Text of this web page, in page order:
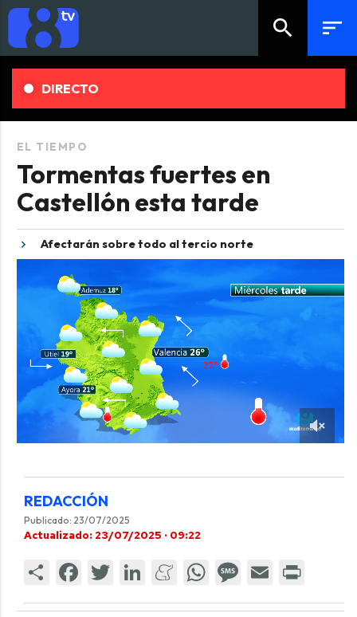
search sort
DIRECTO
EL TIEMPO
Tormentas fuertes en
Castellón esta tarde
Afectarán sobre todo al tercio norte
REDACCIÓN
Publicado: 23/07/2025
Actualizado: 23/07/2025 · 09:22